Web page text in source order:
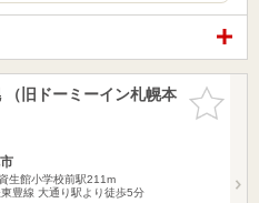
お気に入
りに追加
（旧ドーミーイン札幌本
資生館小学校前駅211m
豊線 大通り駅より徒歩5分